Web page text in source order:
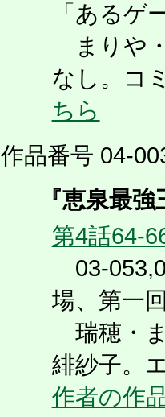
「ある
まりや
なし。コ
ちら
作品番号 04-
『恵泉最
第4話64-
03-
場、第一
瑞穂・
緋紗子。
作者の作